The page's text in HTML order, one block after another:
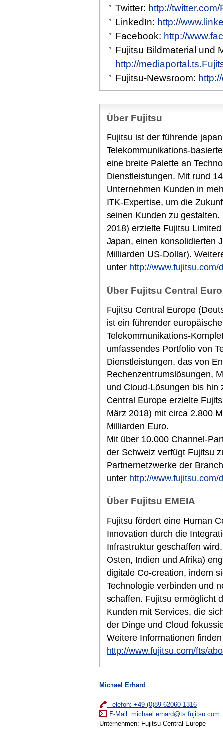
Twitter: http://
LinkedIn: http://
Facebook: http://
Fujitsu Bildmaterial und
http://
Fujitsu-Newsroom:
Über Fujitsu
Fujitsu ist der führende
Telekommunikations-
eine breite Palette an
Dienstleistungen. Mit rund
Unternehmen Kunden in
ITK-Expertise, um die
seinen Kunden zu
2018) erzielte Fujitsu
Japan, einen konsolidierten
Milliarden US-Dollar).
unter http://www.fujitsu.com/
Über Fujitsu Central
Fujitsu Central Europe
ist ein führender
Telekommunikations-
umfassendes Portfolio von
Dienstleistungen, das von
Rechenzentrumslösungen,
und Cloud-Lösungen bis hin
Central Europe erzielte
März 2018) mit circa 2.800
Milliarden Euro.
Mit über 10.000 Channel-
der Schweiz verfügt Fujitsu
Partnernetzwerke der
unter http://www.fujitsu.com/
Über Fujitsu EMEIA
Fujitsu fördert eine Human
Innovation durch die
Infrastruktur geschaffen
Osten, Indien und Afrika)
digitale Co-creation, indem
Technologie verbinden und
schaffen. Fujitsu ermöglicht
Kunden mit Services, die
der Dinge und Cloud
Weitere Informationen
http://www.fujitsu.com/fts/
Michael Erhard
Telefon: +49 (0)89 62060-1316
E-Mail: michael.erhard@ts.fujitsu.com
Unternehmen: Fujitsu Central Europe